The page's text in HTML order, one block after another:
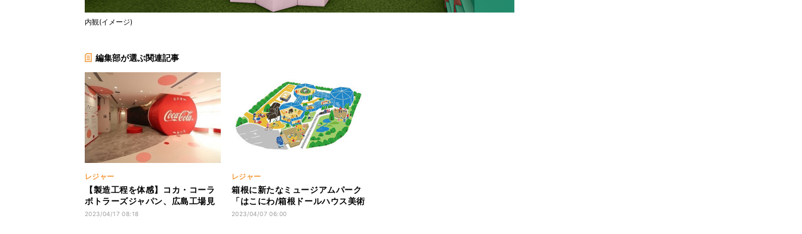
内観(イメージ)
編集部が選ぶ関連記事
レジャー
【製造工程を体感】コカ・コーラ
ボトラーズジャパン、広島工場見
学施設がオープン
2023/04/17 08:18
レジャー
箱根に新たなミュージアムパーク
「はこにわ/箱根ドールハウス美術
館」が登場! 大人も乗れる乗り物や
2023/04/07 06:00